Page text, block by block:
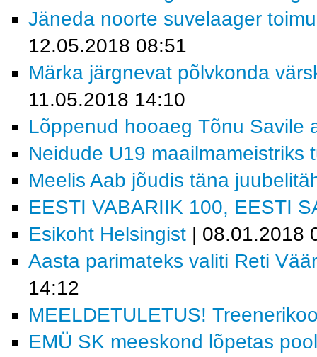
Jäneda noorte suvelaager
12.05.2018 08:51
Märka järgnevat põlvkonda
11.05.2018 14:10
Lõppenud hooaeg Tõnu Savile
Neidude U19 maailmameistriks
Meelis Aab jõudis täna
EESTI VABARIIK 100, EESTI
Esikoht Helsingist | 08.01.2018
Aasta parimateks valiti Reti
14:12
MEELDETULETUS!
EMÜ SK meeskond lõpetas